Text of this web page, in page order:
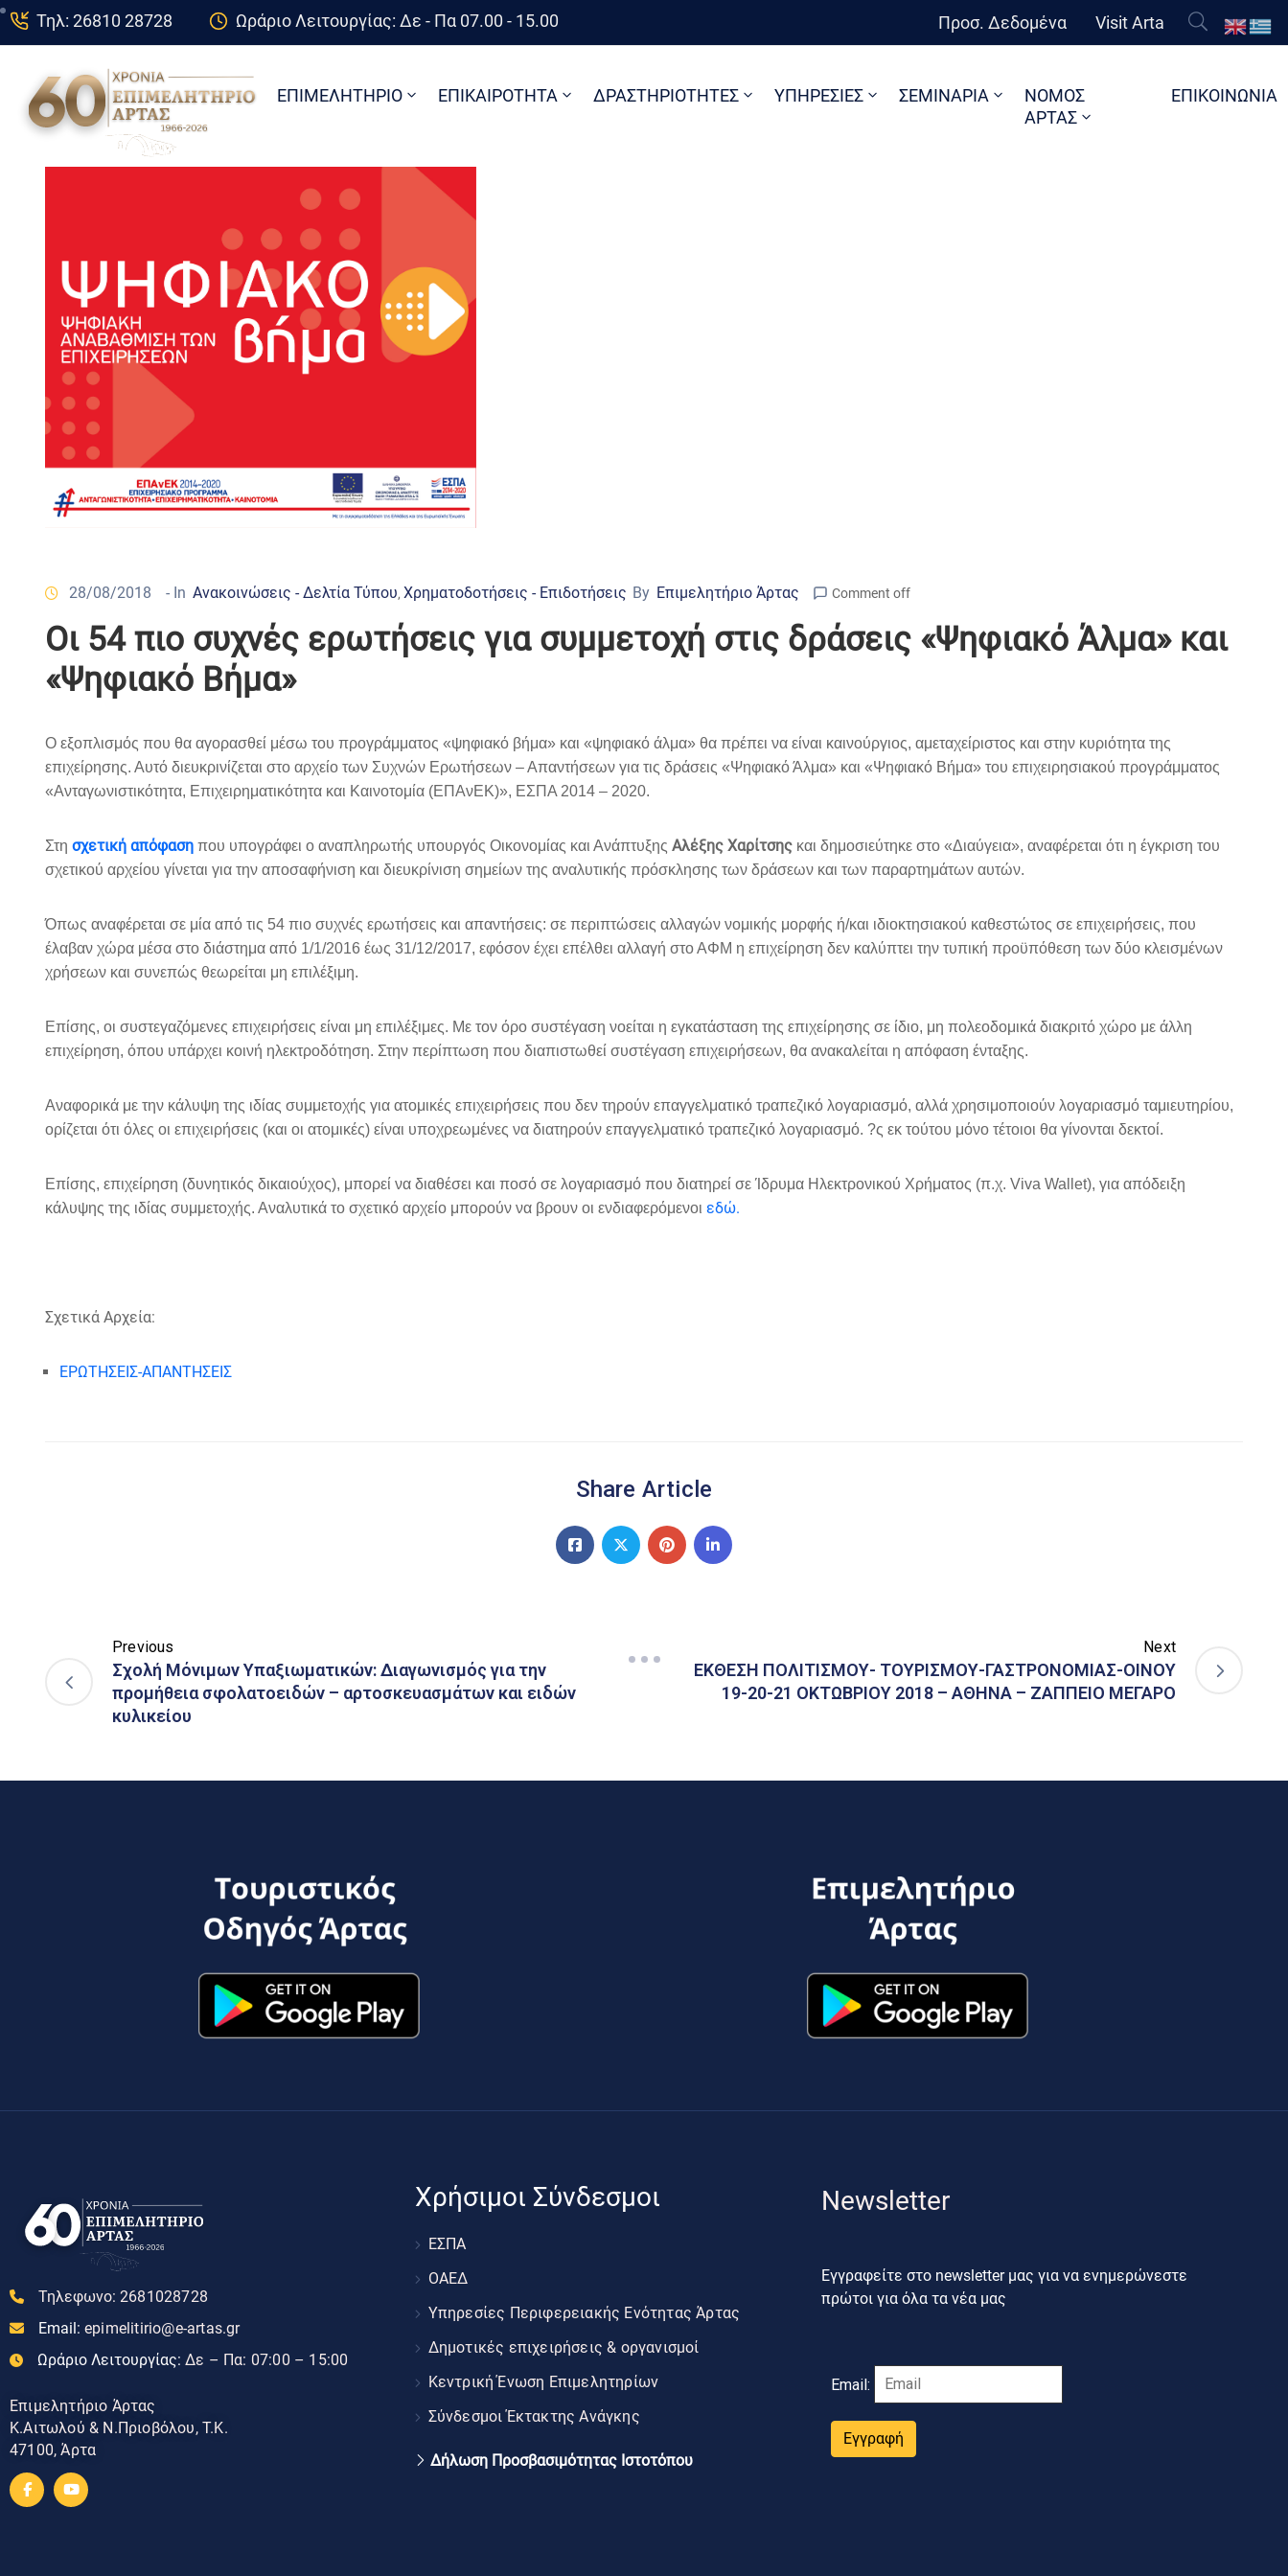
Τηλ: 26810 28728 Ωράριο Λειτουργίας: Δε - Πα 07.00 - 15.00 Προσ. Δεδομένα Visit Arta
ΕΠΙΜΕΛΗΤΗΡΙΟ ΕΠΙΚΑΙΡΟΤΗΤΑ ΔΡΑΣΤΗΡΙΟΤΗΤΕΣ ΥΠΗΡΕΣΙΕΣ ΣΕΜΙΝΑΡΙΑ
ΝΟΜΟΣ
ΑΡΤΑΣ
ΕΠΙΚΟΙΝΩΝΙΑ
28/08/2018 - In Ανακοινώσεις - Δελτία Τύπου‚ Χρηματοδοτήσεις - Επιδοτήσεις By Επιμελητήριο Άρτας Comment off
Οι 54 πιο συχνές ερωτήσεις για συμμετοχή στις δράσεις «Ψηφιακό Άλμα» και
«Ψηφιακό Βήμα»
Ο εξοπλισμός που θα αγορασθεί μέσω του προγράμματος «ψηφιακό βήμα» και «ψηφιακό άλμα» θα πρέπει να είναι καινούργιος, αμεταχείριστος και στην κυριότητα της
επιχείρησης. Αυτό διευκρινίζεται στο αρχείο των Συχνών Ερωτήσεων – Απαντήσεων για τις δράσεις «Ψηφιακό Άλμα» και «Ψηφιακό Βήμα» του επιχειρησιακού προγράμματος
«Ανταγωνιστικότητα, Επιχειρηματικότητα και Καινοτομία (ΕΠΑνΕΚ)», ΕΣΠΑ 2014 – 2020.
Στη σχετική απόφαση που υπογράφει ο αναπληρωτής υπουργός Οικονομίας και Ανάπτυξης Αλέξης Χαρίτσης και δημοσιεύτηκε στο «Διαύγεια», αναφέρεται ότι η έγκριση του
σχετικού αρχείου γίνεται για την αποσαφήνιση και διευκρίνιση σημείων της αναλυτικής πρόσκλησης των δράσεων και των παραρτημάτων αυτών.
Όπως αναφέρεται σε μία από τις 54 πιο συχνές ερωτήσεις και απαντήσεις: σε περιπτώσεις αλλαγών νομικής μορφής ή/και ιδιοκτησιακού καθεστώτος σε επιχειρήσεις, που
έλαβαν χώρα μέσα στο διάστημα από 1/1/2016 έως 31/12/2017, εφόσον έχει επέλθει αλλαγή στο ΑΦΜ η επιχείρηση δεν καλύπτει την τυπική προϋπόθεση των δύο κλεισμένων
χρήσεων και συνεπώς θεωρείται μη επιλέξιμη.
Επίσης, οι συστεγαζόμενες επιχειρήσεις είναι μη επιλέξιμες. Με τον όρο συστέγαση νοείται η εγκατάσταση της επιχείρησης σε ίδιο, μη πολεοδομικά διακριτό χώρο με άλλη
επιχείρηση, όπου υπάρχει κοινή ηλεκτροδότηση. Στην περίπτωση που διαπιστωθεί συστέγαση επιχειρήσεων, θα ανακαλείται η απόφαση ένταξης.
Αναφορικά με την κάλυψη της ιδίας συμμετοχής για ατομικές επιχειρήσεις που δεν τηρούν επαγγελματικό τραπεζικό λογαριασμό, αλλά χρησιμοποιούν λογαριασμό ταμιευτηρίου,
ορίζεται ότι όλες οι επιχειρήσεις (και οι ατομικές) είναι υποχρεωμένες να διατηρούν επαγγελματικό τραπεζικό λογαριασμό. ?ς εκ τούτου μόνο τέτοιοι θα γίνονται δεκτοί.
Επίσης, επιχείρηση (δυνητικός δικαιούχος), μπορεί να διαθέσει και ποσό σε λογαριασμό που διατηρεί σε Ίδρυμα Ηλεκτρονικού Χρήματος (π.χ. Viva Wallet), για απόδειξη
κάλυψης της ιδίας συμμετοχής. Αναλυτικά το σχετικό αρχείο μπορούν να βρουν οι ενδιαφερόμενοι εδώ.
Σχετικά Αρχεία:
ΕΡΩΤΗΣΕΙΣ-ΑΠΑΝΤΗΣΕΙΣ
Share Article
Previous
Σχολή Μόνιμων Υπαξιωματικών: Διαγωνισμός για την
προμήθεια σφολατοειδών – αρτοσκευασμάτων και ειδών
κυλικείου
Next
ΕΚΘΕΣΗ ΠΟΛΙΤΙΣΜΟΥ- ΤΟΥΡΙΣΜΟΥ-ΓΑΣΤΡΟΝΟΜΙΑΣ-ΟΙΝΟΥ
19-20-21 ΟΚΤΩΒΡΙΟΥ 2018 – ΑΘΗΝΑ – ΖΑΠΠΕΙΟ ΜΕΓΑΡΟ
Τηλεφωνο: 2681028728
Email: epimelitirio@e-artas.gr
Ωράριο Λειτουργίας: Δε – Πα: 07:00 – 15:00
Επιμελητήριο Άρτας
Κ.Αιτωλού & Ν.Πριοβόλου, Τ.Κ.
47100, Άρτα
Χρήσιμοι Σύνδεσμοι
ΕΣΠΑ
ΟΑΕΔ
Υπηρεσίες Περιφερειακής Ενότητας Άρτας
Δημοτικές επιχειρήσεις & οργανισμοί
Κεντρική Ένωση Επιμελητηρίων
Σύνδεσμοι Έκτακτης Ανάγκης
Δήλωση Προσβασιμότητας Ιστοτόπου
Newsletter
Εγγραφείτε στο newsletter μας για να ενημερώνεστε
πρώτοι για όλα τα νέα μας
Email:
Εγγραφή